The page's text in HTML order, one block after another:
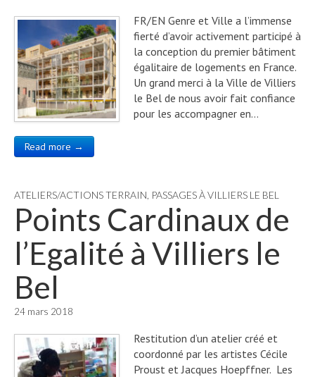
FR/EN Genre et Ville a l’immense
fierté d’avoir activement participé à
la conception du premier bâtiment
égalitaire de logements en France.
Un grand merci à la Ville de Villiers
le Bel de nous avoir fait confiance
pour les accompagner en…
Read more →
ATELIERS/ACTIONS TERRAIN PASSAGES À VILLIERS LE BEL
Points Cardinaux de
l’Egalité à Villiers le
Bel
24 mars 2018
Restitution d’un atelier créé et
coordonné par les artistes Cécile
Proust et Jacques Hoepffner. Les